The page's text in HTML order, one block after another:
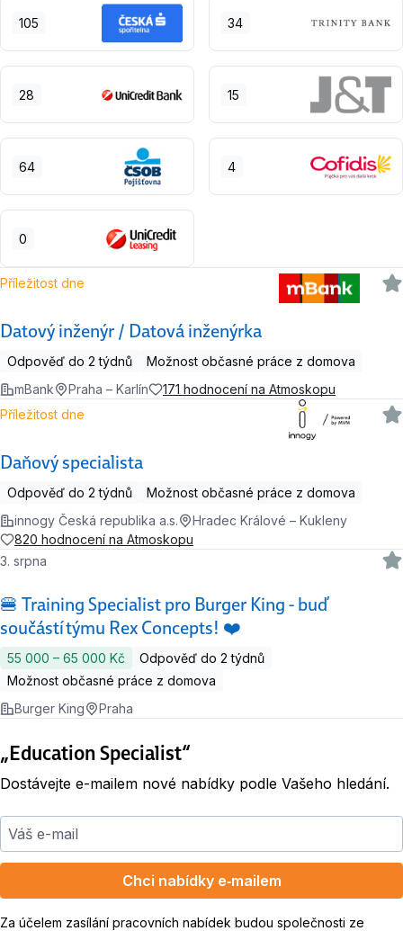
105 34
28 15
64 4
0
Datový inženýr / Datová inženýrka
Příležitost dne
Odpověď do 2 týdnů
Možnost občasné práce z domova
mBank
Praha – Karlín 171 hodnocení na Atmoskopu
Daňový specialista
Příležitost dne
Odpověď do 2 týdnů
Možnost občasné práce z domova
innogy Česká republika a.s.
Hradec Králové – Kukleny
820 hodnocení na Atmoskopu
🍔 Training Specialist pro Burger King - buď
součástí týmu Rex Concepts! ❤️
3. srpna
55 000 ‍–‍ 65 000 Kč
Odpověď do 2 týdnů
Možnost občasné práce z domova
Burger King
Praha
„Education Specialist“
Dostávejte e-mailem nové nabídky podle Vašeho hledání.
Váš e-mail
Chci nabídky e‑mailem
Za účelem zasílání pracovních nabídek budou společnosti ze